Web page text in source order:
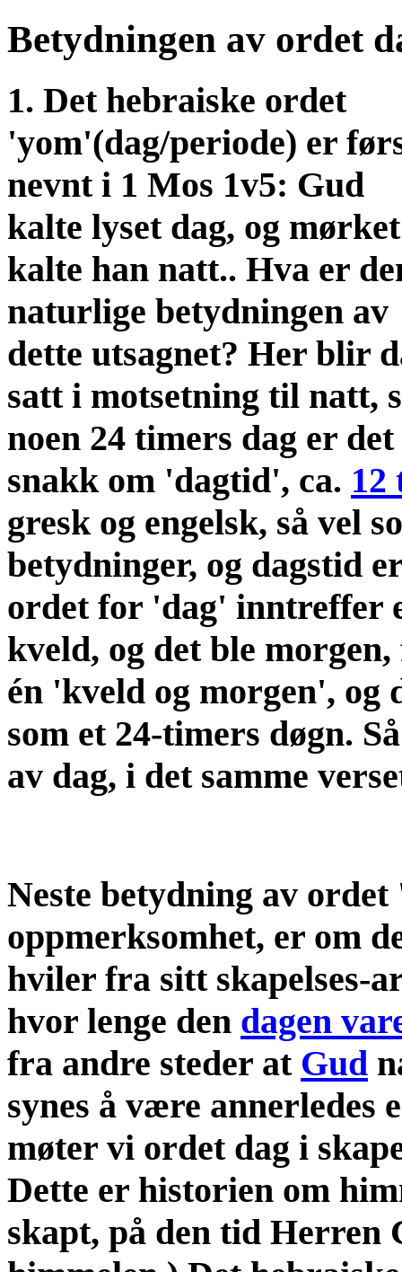
Betydningen av ordet
1. Det hebraiske ordet
'yom'(dag/periode) er
nevnt i 1 Mos 1v5: Gud
kalte lyset dag, og mørket
kalte han natt.. Hva er
naturlige betydningen av
dette utsagnet? Her blir
satt i motsetning til natt,
noen 24 timers dag er
snakk om 'dagtid', ca. 12
gresk og engelsk, så vel
betydninger, og dagstid
ordet for 'dag' inntreffer
kveld, og det ble
én 'kveld og morgen',
som et 24-timers døgn.
av dag, i det samme
Neste betydning av
oppmerksomhet, er om
hviler fra sitt skapelses-
hvor lenge den dagen
fra andre steder at Gud
synes å være annerledes
møter vi ordet dag i
Dette er historien om
skapt, på den tid Herren